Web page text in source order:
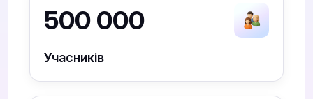
500 000
Учасників